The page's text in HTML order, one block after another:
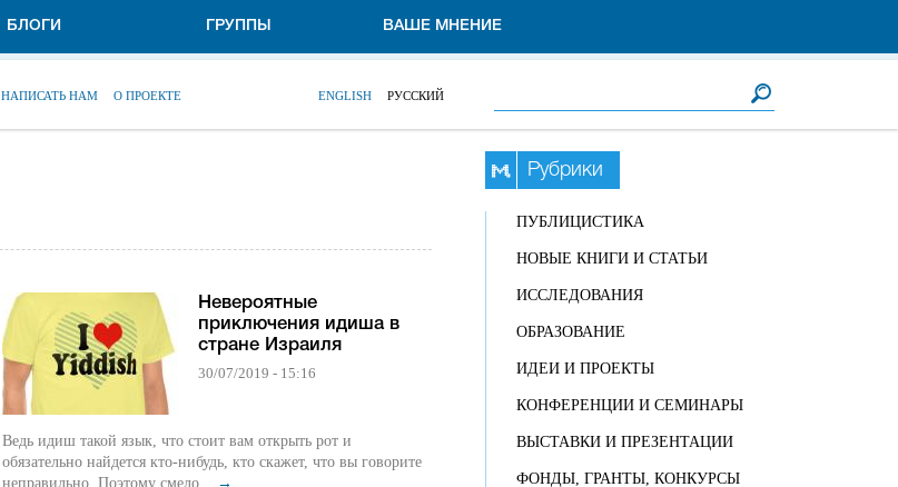
БЛОГИ ГРУППЫ ВАШЕ МНЕНИЕ
НАПИСАТЬ НАМ О ПРОЕКТЕ ENGLISH РУССКИЙ
Невероятные
приключения идиша в
стране Израиля
30/07/2019 - 15:16
Ведь идиш такой язык, что стоит вам открыть рот и
обязательно найдется кто-нибудь, кто скажет, что вы говорите
неправильно. Поэтому смело... →
Рубрики
ПУБЛИЦИСТИКА
НОВЫЕ КНИГИ И СТАТЬИ
ИССЛЕДОВАНИЯ
ОБРАЗОВАНИЕ
ИДЕИ И ПРОЕКТЫ
КОНФЕРЕНЦИИ И СЕМИНАРЫ
ВЫСТАВКИ И ПРЕЗЕНТАЦИИ
ФОНДЫ, ГРАНТЫ, КОНКУРСЫ